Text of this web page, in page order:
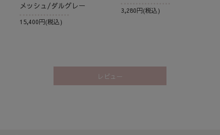
メッシュ/ダルグレー
15,400円(税込)
3,280円(税込)
レビュー